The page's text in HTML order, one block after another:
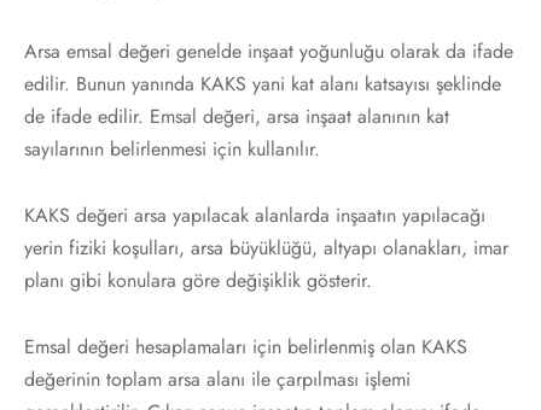
Arsa emsal değeri genelde inşaat yoğunluğu olarak da ifade
edilir. Bunun yanında KAKS yani kat alanı katsayısı şeklinde
de ifade edilir. Emsal değeri, arsa inşaat alanının kat
sayılarının belirlenmesi için kullanılır.
KAKS değeri arsa yapılacak alanlarda inşaatın yapılacağı
yerin fiziki koşulları, arsa büyüklüğü, altyapı olanakları, imar
planı gibi konulara göre değişiklik gösterir.
Emsal değeri hesaplamaları için belirlenmiş olan KAKS
değerinin toplam arsa alanı ile çarpılması işlemi